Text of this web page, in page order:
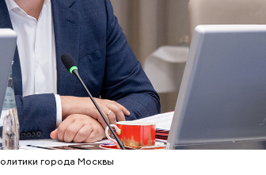
города Москвы
с зарядками для
служба Департамента
города Москвы.
ПОЛИТИКИ МОСКВЫ
ОКРУГ (ЮВАО)